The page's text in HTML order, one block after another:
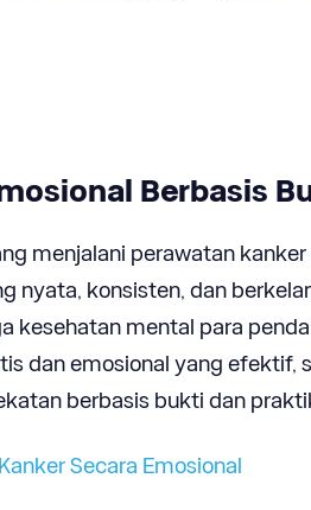
Berbasis
menjalani perawatan
nyata, konsisten, dan
kesehatan mental para
dan emosional yang efektif,
berbasis bukti dan
Secara Emosional